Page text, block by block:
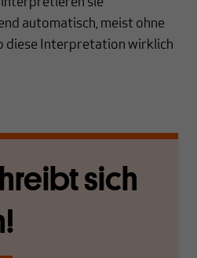
automatisch, meist ohne
diese Interpretation wirklich
sich